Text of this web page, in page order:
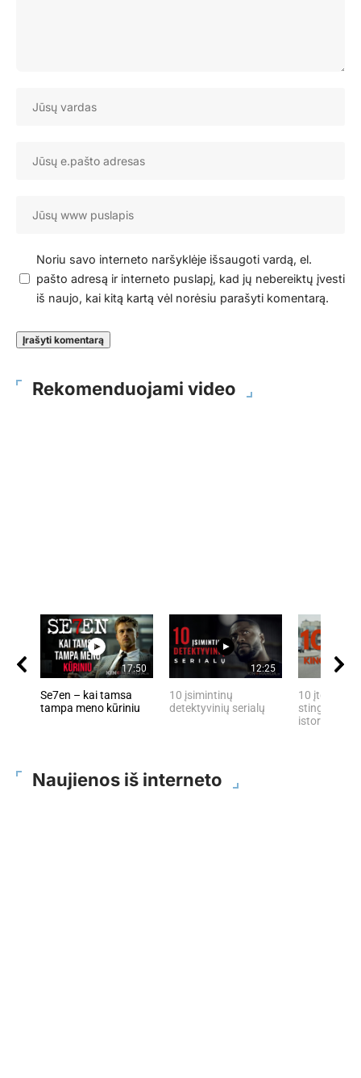
Noriu savo interneto naršyklėje išsaugoti vardą, el.
pašto adresą ir interneto puslapį, kad jų nebereiktų įvesti
iš naujo, kai kitą kartą vėl norėsiu parašyti komentarą.
Rekomenduojami video
17:50
Se7en – kai tamsa
tampa meno kūriniu
12:25
10 įsimintinų
detektyvinių serialų
10 įtemptų,
stingdančių
istorijų
Naujienos iš interneto